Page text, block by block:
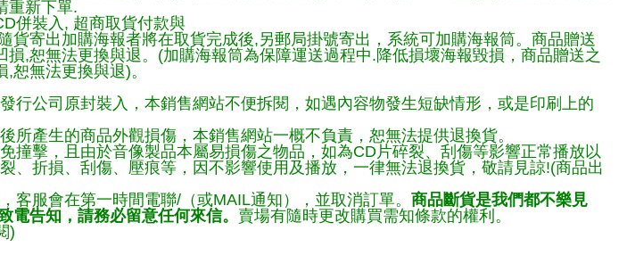
重新下單.
併裝入, 超商取貨付款與
貨寄出加購海報者將在取貨完成後,另郵局掛號寄出，系統可加購海報筒。商品贈送
,恕無法更換與退。(加購海報筒為保障運送過程中.降低損壞海報毀損，商品贈送之
恕無法更換與退)。
行公司原封裝入，本銷售網站不便拆閱，如遇內容物發生短缺情形，或是印刷上的
所產生的商品外觀損傷，本銷售網站一概不負責，恕無法提供退換貨。
撞擊，且由於音像製品本屬易損傷之物品，如為CD片碎裂、刮傷等影響正常播放以
、折損、刮傷、壓痕等，因不影響使用及播放，一律無法退換貨，敬請見諒!(商品出
客服會在第一時間電聯/（或MAIL通知），並取消訂單。 商品斷貨是我們都不樂見
告知，請務必留意任何來信。 賣場有隨時更改購買需知條款的權利。
)